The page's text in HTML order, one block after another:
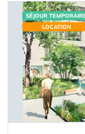
SÉJOUR
LOCATION